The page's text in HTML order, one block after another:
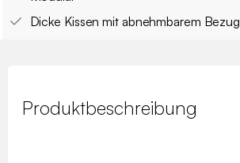
Dicke Kissen mit abnehmbarem Bezug
Produktbeschreibung